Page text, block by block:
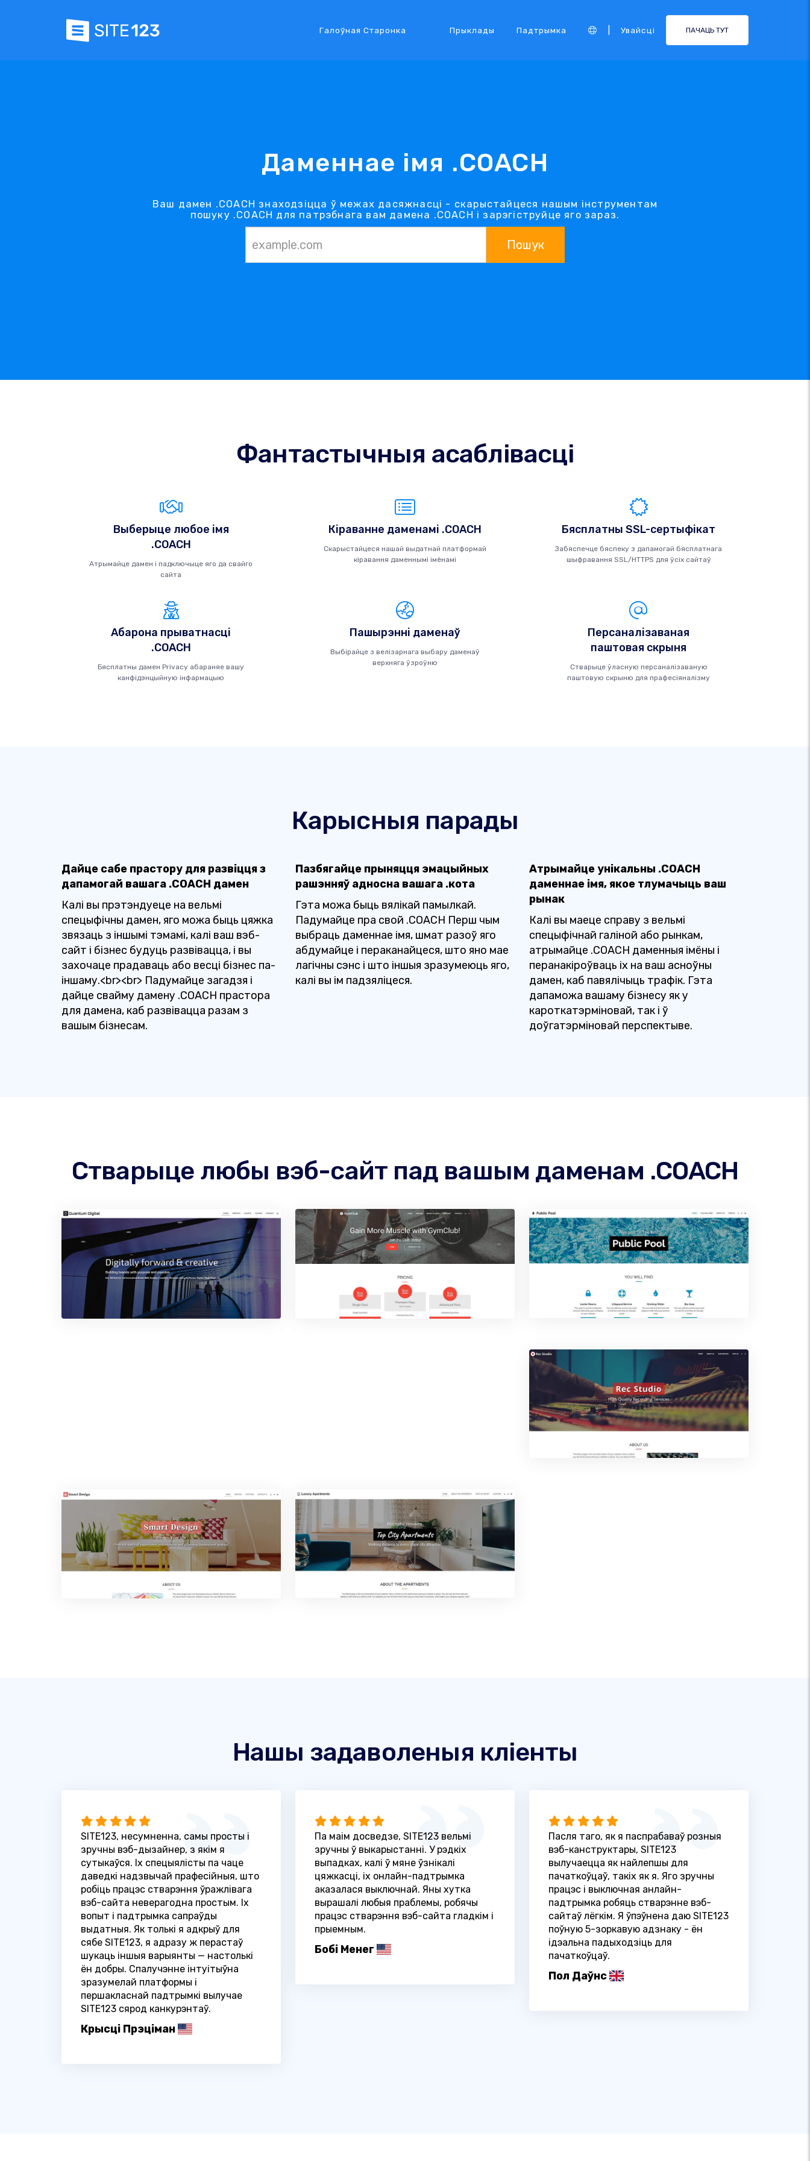
Галоўная Старонка Прыклады Падтрымка Увайсці ПАЧАЦЬ ТУТ
Даменнае імя .COACH
Ваш дамен .COACH знаходзіцца ў межах дасяжнасці - скарыстайцеся нашым інструментам
пошуку .COACH для патрэбнага вам дамена .COACH і зарэгіструйце яго зараз.
Пошук
Фантастычныя асаблівасці
Выберыце любое імя
.COACH
Атрымайце дамен і падключыце яго да свайго
сайта
Кіраванне даменамі .COACH
Скарыстайцеся нашай выдатнай платформай
кіравання даменнымі імёнамі
Бясплатны SSL-сертыфікат
Забяспечце бяспеку з дапамогай бясплатнага
шыфравання SSL/HTTPS для ўсіх сайтаў
Абарона прыватнасці
.COACH
Бясплатны дамен Privacy абараняе вашу
канфідэнцыйную інфармацыю
Пашырэнні даменаў
Выбірайце з велізарнага выбару даменаў
верхняга ўзроўню
Персаналізаваная
паштовая скрыня
Стварыце ўласную персаналізаваную
паштовую скрыню для прафесіяналізму
Карысныя парады
Дайце сабе прастору для развіцця з
дапамогай вашага .COACH дамен
Калі вы прэтэндуеце на вельмі
спецыфічны дамен, яго можа быць цяжка
звязаць з іншымі тэмамі, калі ваш вэб-
сайт і бізнес будуць развівацца, і вы
захочаце прадаваць або весці бізнес па-
іншаму.<br><br> Падумайце загадзя і
дайце свайму дамену .COACH прастора
для дамена, каб развівацца разам з
вашым бізнесам.
Пазбягайце прыняцця эмацыйных
рашэнняў адносна вашага .кота
Гэта можа быць вялікай памылкай.
Падумайце пра свой .COACH Перш чым
выбраць даменнае імя, шмат разоў яго
абдумайце і пераканайцеся, што яно мае
лагічны сэнс і што іншыя зразумеюць яго,
калі вы ім падзяліцеся.
Атрымайце унікальны .COACH
даменнае імя, якое тлумачыць ваш
рынак
Калі вы маеце справу з вельмі
спецыфічнай галіной або рынкам,
атрымайце .COACH даменныя імёны і
перанакіроўваць іх на ваш асноўны
дамен, каб павялічыць трафік. Гэта
дапаможа вашаму бізнесу як у
кароткатэрміновай, так і ў
доўгатэрміновай перспектыве.
Стварыце любы вэб-сайт пад вашым даменам .COACH
Нашы задаволеныя кліенты
SITE123, несумненна, самы просты і
зручны вэб-дызайнер, з якім я
сутыкаўся. Іх спецыялісты па чаце
даведкі надзвычай прафесійныя, што
робіць працэс стварэння ўражлівага
вэб-сайта неверагодна простым. Іх
вопыт і падтрымка сапраўды
выдатныя. Як толькі я адкрыў для
сябе SITE123, я адразу ж перастаў
шукаць іншыя варыянты — настолькі
ён добры. Спалучэнне інтуітыўна
зразумелай платформы і
першакласнай падтрымкі вылучае
SITE123 сярод канкурэнтаў.
Крысці Прэціман
Па маім досведзе, SITE123 вельмі
зручны ў выкарыстанні. У рэдкіх
выпадках, калі ў мяне ўзнікалі
цяжкасці, іх онлайн-падтрымка
аказалася выключнай. Яны хутка
вырашалі любыя праблемы, робячы
працэс стварэння вэб-сайта гладкім і
прыемным.
Бобі Менег
Пасля таго, як я паспрабаваў розныя
вэб-канструктары, SITE123
вылучаецца як найлепшы для
пачаткоўцаў, такіх як я. Яго зручны
працэс і выключная анлайн-
падтрымка робяць стварэнне вэб-
сайтаў лёгкім. Я ўпэўнена даю SITE123
поўную 5-зоркавую адзнаку - ён
ідэальна падыходзіць для
пачаткоўцаў.
Пол Даўнс